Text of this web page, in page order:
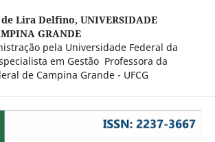
Lira Delfino, UNIVERSIDADE
GRANDE
pela Universidade Federal da
em Gestão Professora da
de Campina Grande - UFCG